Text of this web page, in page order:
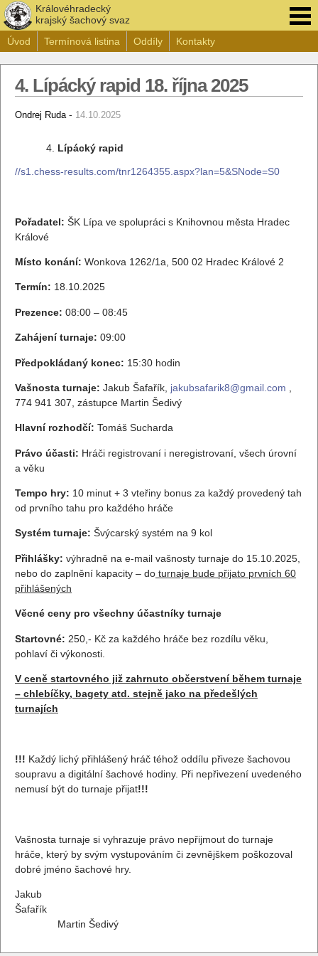
Královéhradecký
krajský šachový svaz
Úvod
Termínová listina Oddíly Kontakty
4. Lípácký rapid 18. října 2025
Ondrej Ruda - 14.10.2025
Lípácký rapid
//s1.chess-results.com/tnr1264355.aspx?lan=5&SNode=S0
Pořadatel: ŠK Lípa ve spolupráci s Knihovnou města Hradec
Králové
Místo konání: Wonkova 1262/1a, 500 02 Hradec Králové 2
Termín: 18.10.2025
Prezence: 08:00 – 08:45
Zahájení turnaje: 09:00
Předpokládaný konec: 15:30 hodin
Vašnosta turnaje: Jakub Šafařík, jakubsafarik8@gmail.com
774 941 307, zástupce Martin Šedivý
Hlavní rozhodčí: Tomáš Sucharda
Právo účasti: Hráči registrovaní i neregistrovaní, všech úrovní
a věku
Tempo hry: 10 minut + 3 vteřiny bonus za každý provedený tah
od prvního tahu pro každého hráče
Systém turnaje: Švýcarský systém na 9 kol
Přihlášky: výhradně na e-mail vašnosty turnaje do 15.10.2025,
nebo do zaplnění kapacity – do turnaje bude přijato prvních 60
přihlášených
Věcné ceny pro všechny účastníky turnaje
Startovné: 250,- Kč za každého hráče bez rozdílu věku,
pohlaví či výkonosti.
V ceně startovného již zahrnuto občerstvení během turnaje
– chlebíčky, bagety atd. stejně jako na předešlých
turnajích
!!! Každý lichý přihlášený hráč téhož oddílu přiveze šachovou
soupravu a digitální šachové hodiny. Při nepřivezení uvedeného
nemusí být do turnaje přijat!!!
Vašnosta turnaje si vyhrazuje právo nepřijmout do turnaje
hráče, který by svým vystupováním či zevnějškem poškozoval
dobré jméno šachové hry.
Jakub
Martin Šedivý